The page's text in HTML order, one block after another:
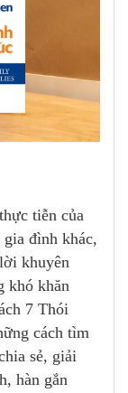
tiễn của
đình khác,
khuyên
khó khăn
7 Thói
cách tìm
sẻ, giải
hàn gắn